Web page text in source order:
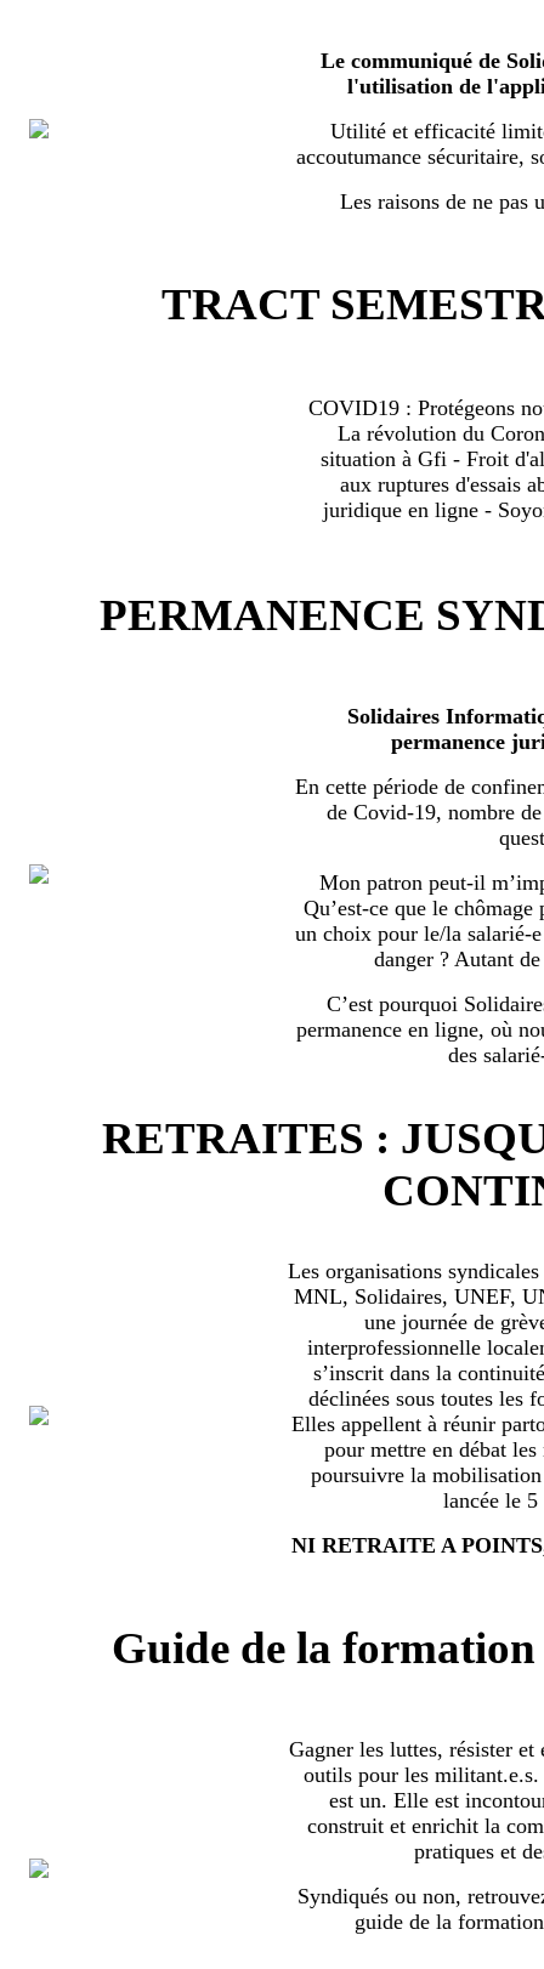
Le communiqué de
l'utilisation de
Utilité et efficacité
accoutumance sécuritaire,
Les raisons de ne pas
TRACT
COVID19 : Protégeons
La révolution du
situation à Gfi - Froit
aux ruptures d'essais
juridique en ligne -
PERMANENCE
Solidaires
permanence
En cette période de
de Covid-19, nombre
Mon patron peut-il
Qu’est-ce que le
un choix pour le/la salarié-
danger ? Autant
C’est pourquoi
permanence en ligne, où
des
RETRAITES :
Les organisations
MNL, Solidaires, UNEF,
une journée de
interprofessionnelle
s’inscrit dans la
déclinées sous toutes les
Elles appellent à réunir
pour mettre en débat
poursuivre la
lancée le 5
NI RETRAITE A
Guide de la
Gagner les luttes, résister et
outils pour les
est un. Elle est
construit et enrichit la
pratiques et
Syndiqués ou non,
guide de la